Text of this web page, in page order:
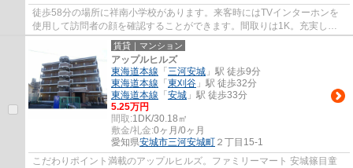
徒歩58分の場所に祥南小学校があります。来客時にはTVインターホンを
使用して訪問者の顔を確認することができます。間取りは1K。充実した
水回りは女性にも好評。安城市エリアにある賃...
賃貸｜マンション
アップルヒルズ
東海道本線 「 三河安城 」駅 徒歩9分
東海道本線 「 東刈谷 」駅 徒歩32分
東海道本線 「 安城 」駅 徒歩33分
5.25万円
間取:1DK/30.18㎡
敷金/礼金:0ヶ月/0ヶ月
愛知県安城市三河安城町 ２丁目15-1
こだわりポイント満載のアップルヒルズ。ファミリーマート 安城篠目童